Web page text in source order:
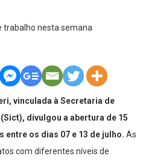
vinculada à Secretaria de
divulgou a abertura de 15
entre os dias 07 e 13 de julho. As
com diferentes níveis de